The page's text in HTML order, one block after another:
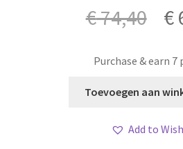
€74,40 €
Purchase & earn 7
Toevoegen aan
Add to